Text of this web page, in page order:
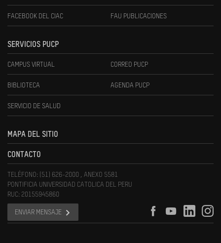
FACEBOOK DEL CIAC FAU PUBLICACIONES
SERVICIOS PUCP
CAMPUS VIRTUAL CORREO PUCP
BIBLIOTECA AGENDA PUCP
SERVICIO DE SALUD
MAPA DEL SITIO
CONTACTO
TELÉFONO: (51) 626-2000 , ANEXO 5581
PONTIFICIA UNIVERSIDAD CATOLICA DEL PERU
RUC: 20155945860
ENVIAR MENSAJE